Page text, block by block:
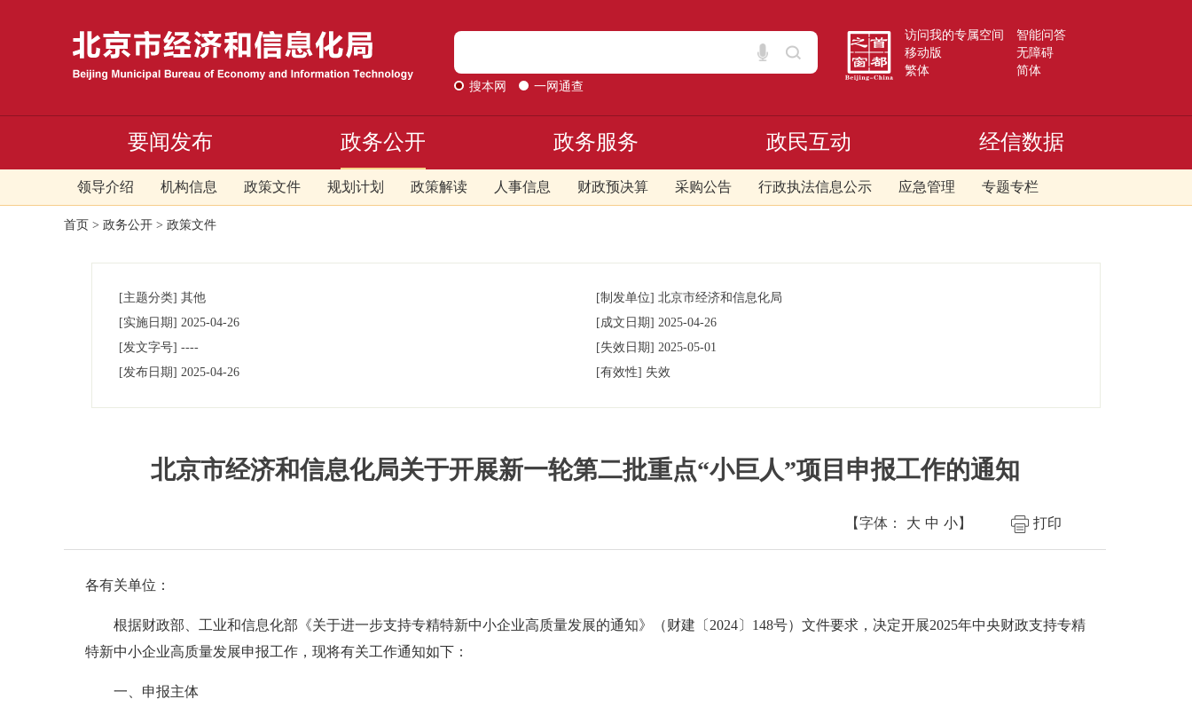
搜本网 一网通查
访问我的专属空间
智能问答
移动版
无障碍
繁体
简体
要闻发布 政务公开
领导介绍 机构信息 政策文件 规划计划 政策解读 人事信息 财政预决算 采购公告 行政执法信息公示 应急管理 专题专栏
政务服务 政民互动 经信数据
首页 > 政务公开 > 政策文件
[主题分类] 其他 [制发单位] 北京市经济和信息化局
[实施日期] 2025-04-26 [成文日期] 2025-04-26
[发文字号] ---- [失效日期] 2025-05-01
[发布日期] 2025-04-26 [有效性] 失效
北京市经济和信息化局关于开展新一轮第二批重点“小巨人”项目申报工作的通知
【字体： 大 中 小】 打印
各有关单位：
根据财政部、工业和信息化部《关于进一步支持专精特新中小企业高质量发展的通知》（财建〔2024〕148号）文件要求，决定开展2025年中央财政支持专精
特新中小企业高质量发展申报工作，现将有关工作通知如下：
一、申报主体